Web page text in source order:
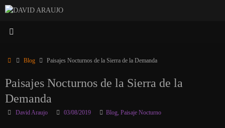
Saltar
contenido
InicioBlog Paisajes Nocturnos de la Sierra de la Demanda
Paisajes Nocturnos de la Sierra de la
Demanda
David Araujo 03/08/2019 Blog, Paisaje Nocturno